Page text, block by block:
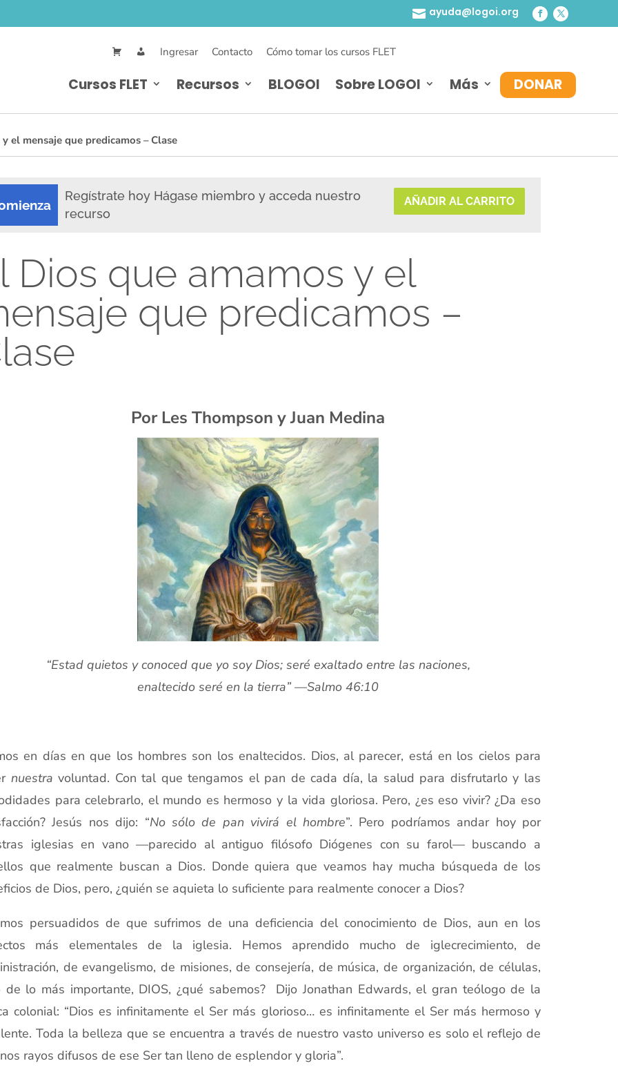
 ayuda@logoi.org
Ingresar Contacto Cómo tomar los cursos FLET
Cursos FLET Recursos BLOGOI Sobre LOGOI Más DONAR
el mensaje que predicamos – Clase
Regístrate hoy Hágase miembro y acceda nuestro
recurso
AÑADIR AL CARRITO
Dios que amamos y el
que predicamos –
Por Les Thompson y Juan Medina
“Estad quietos y conoced que yo soy Dios; seré exaltado entre las naciones,
enaltecido seré en la tierra” —Salmo 46:10
en días en que los hombres son los enaltecidos. Dios, al parecer, está en los cielos para
nuestra voluntad. Con tal que tengamos el pan de cada día, la salud para disfrutarlo y las
para celebrarlo, el mundo es hermoso y la vida gloriosa. Pero, ¿es eso vivir? ¿Da eso
Jesús nos dijo: “No sólo de pan vivirá el hombre”. Pero podríamos andar hoy por
iglesias en vano —parecido al antiguo filósofo Diógenes con su farol— buscando a
que realmente buscan a Dios. Donde quiera que veamos hay mucha búsqueda de los
de Dios, pero, ¿quién se aquieta lo suficiente para realmente conocer a Dios?
persuadidos de que sufrimos de una deficiencia del conocimiento de Dios, aun en los
más elementales de la iglesia. Hemos aprendido mucho de iglecrecimiento, de
de evangelismo, de misiones, de consejería, de música, de organización, de células,
de lo más importante, DIOS, ¿qué sabemos? Dijo Jonathan Edwards, el gran teólogo de la
colonial: “Dios es infinitamente el Ser más glorioso… es infinitamente el Ser más hermoso y
Toda la belleza que se encuentra a través de nuestro vasto universo es solo el reflejo de
rayos difusos de ese Ser tan lleno de esplendor y gloria”.